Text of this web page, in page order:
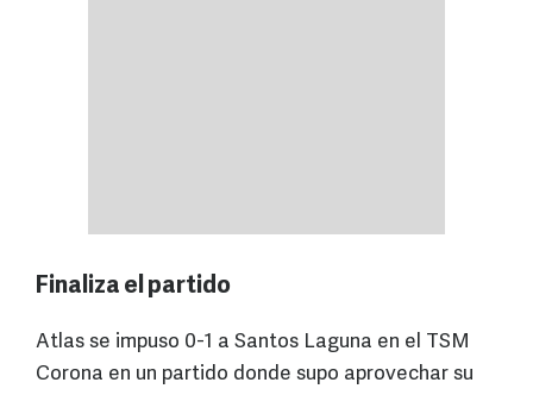
Finaliza el partido
Atlas se impuso 0-1 a Santos Laguna en el TSM
Corona en un partido donde supo aprovechar su